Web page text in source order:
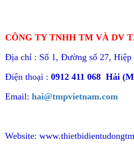
CÔNG TY TNHH TM VÀ DV
Địa chỉ : Số 1, Đường số 27,
Điện thoại : 0912 411 068 Hải
Email: hai@tmpvietnam.com
Website: